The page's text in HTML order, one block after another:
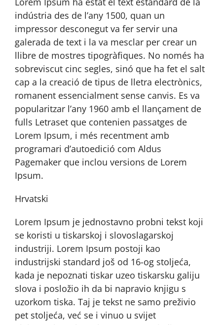
indústria des de l’any 1500, quan un
impressor desconegut va fer servir una
galerada de text i la va mesclar per crear un
llibre de mostres tipogràfiques. No només ha
sobreviscut cinc segles, sinó que ha fet el salt
cap a la creació de tipus de lletra electrònics,
romanent essencialment sense canvis. Es va
popularitzar l’any 1960 amb el llançament de
fulls Letraset que contenien passatges de
Lorem Ipsum, i més recentment amb
programari d’autoedició com Aldus
Pagemaker que inclou versions de Lorem
Ipsum.
Hrvatski
Lorem Ipsum je jednostavno probni tekst koji
se koristi u tiskarskoj i slovoslagarskoj
industriji. Lorem Ipsum postoji kao
industrijski standard još od 16-og stoljeća,
kada je nepoznati tiskar uzeo tiskarsku galiju
slova i posložio ih da bi napravio knjigu s
uzorkom tiska. Taj je tekst ne samo preživio
pet stoljeća, već se i vinuo u svijet